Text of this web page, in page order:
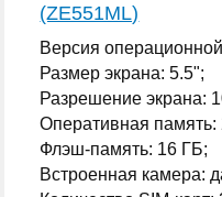
(ZE551ML)
Версия
Размер экрана: 5.5";
Разрешение экрана:
Оперативная память:
Флэш-память: 16 ГБ;
Встроенная камера: